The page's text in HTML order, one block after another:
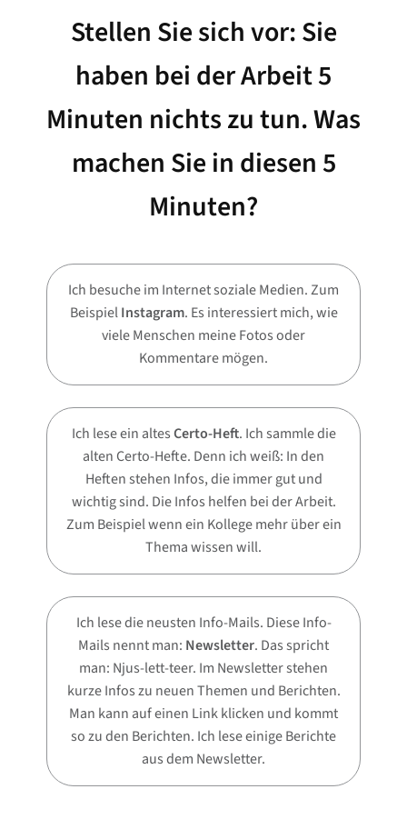
Stellen Sie sich vor: Sie
haben bei der Arbeit 5
Minuten nichts zu tun. Was
machen Sie in diesen 5
Minuten?
Ich besuche im Internet soziale Medien. Zum
BeispielInstagram. Es interessiert mich, wie
viele Menschen meine Fotos oder
Kommentare mögen.
Ich lese ein altesCerto-Heft. Ich sammle die
alten Certo-Hefte. Denn ich weiß: In den
Heften stehen Infos, die immer gut und
wichtig sind. Die Infos helfen bei der Arbeit.
Zum Beispiel wenn ein Kollege mehr über ein
Thema wissen will.
Ich lese die neusten Info-Mails. Diese Info-
Mails nennt man: Newsletter. Das spricht
man: Njus-lett-teer. Im Newsletter stehen
kurze Infos zu neuen Themen und Berichten.
Man kann auf einen Link klicken und kommt
so zu den Berichten. Ich lese einige Berichte
aus dem Newsletter.